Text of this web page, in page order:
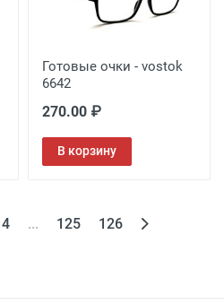
Готовые очки - vostok
6642
270.00 ₽
В корзину
4 ... 125 126